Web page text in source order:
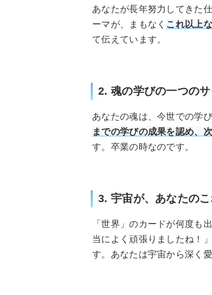
あなたが長年努力してきた
ーマが、まもなく これ以上
て伝えています。
2. 魂の学びの一つの
あなたの魂は、今世での学
までの学びの成果を認め、
す。卒業の時なのです。
3. 宇宙が、あなたの
「世界」のカードが何度も
当によく頑張りましたね！」
す。あなたは宇宙から深く